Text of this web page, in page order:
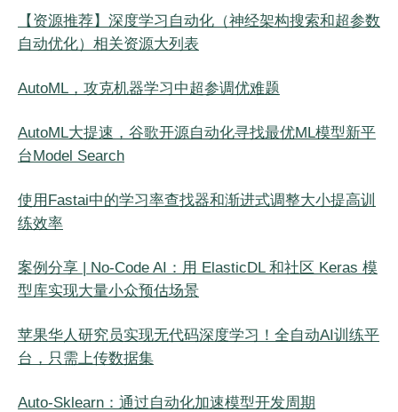
【资源推荐】深度学习自动化（神经架构搜索和超参数
自动优化）相关资源大列表
AutoML，攻克机器学习中超参调优难题
AutoML大提速，谷歌开源自动化寻找最优ML模型新平
台Model Search
使用Fastai中的学习率查找器和渐进式调整大小提高训
练效率
案例分享 | No-Code AI：用 ElasticDL 和社区 Keras 模
型库实现大量小众预估场景
苹果华人研究员实现无代码深度学习！全自动AI训练平
台，只需上传数据集
Auto-Sklearn：通过自动化加速模型开发周期